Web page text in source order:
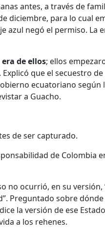
antes, a través de
diciembre, para lo cual
azul negó el permiso. La
de ellos; ellos
Explicó que el secuestro
ecuatoriano según
a Guacho.
de ser capturado.
de Colombia
no ocurrió, en su
Preguntado sobre
la versión de ese
a los rehenes.